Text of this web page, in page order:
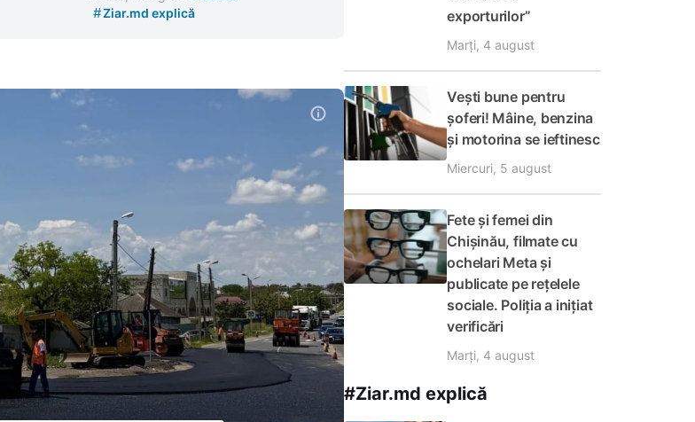
#Ziar.md explică
exporturilor”
Marți, 4 august
Vești bune pentru
șoferi! Mâine, benzina
și motorina se ieftinesc
Miercuri, 5 august
Fete și femei din
Chișinău, filmate cu
ochelari Meta și
publicate pe rețelele
sociale. Poliția a inițiat
verificări
Marți, 4 august
#Ziar.md explică